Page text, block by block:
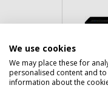
We use cookies
We may place these for
personalised content and
information about the